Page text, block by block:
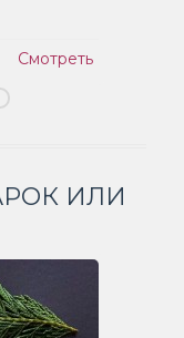
Смотреть
ИЛИ